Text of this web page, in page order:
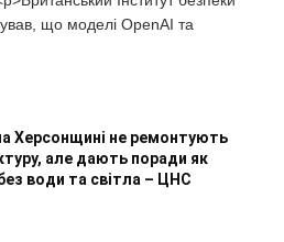
що моделі OpenAI та
Херсонщині не ремонтують
але дають поради як
води та світла – ЦНС